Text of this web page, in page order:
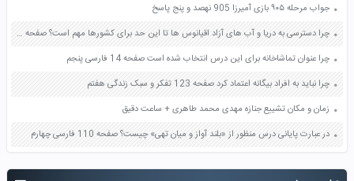
جواب مرحله ۹۰۵ بازی آمیرزا 905 نهصد و پنج پاسخ
چرا دسترسی به دریا و آب های آزاد اقیانوس ها تا این حد برای کشورها مهم است؟ صفحه 129 مطالعات اجتماعی هشتم
چرا عنوان تماشاخانه برای این درس انتخاب شده است صفحه 14 فارسی پنجم
چرا نباید به افراد بیگانه اعتماد کرد صفحه 123 تفکر و سبک زندگی هفتم
زمان و مکان تشییع جنازه مهدی محمد طاهری + ساعت دقیق
در عبارت پایانی درس منظور از «بلند آواز و میان تهی» چیست؟ صفحه 110 فارسی چهارم